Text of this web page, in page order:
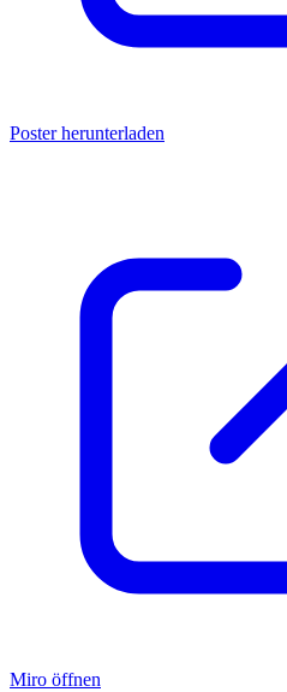
Poster herunterladen
Miro öffnen